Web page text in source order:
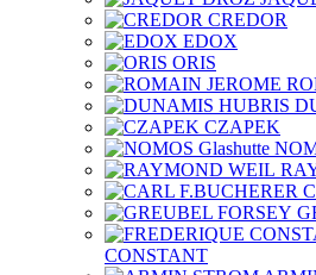
CREDOR
EDOX
ORIS
CZAPEK
CONSTANT